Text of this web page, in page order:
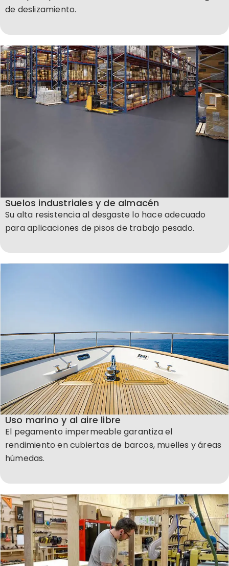
de deslizamiento.
Suelos industriales y de almacén
Su alta resistencia al desgaste lo hace adecuado
para aplicaciones de pisos de trabajo pesado.
Uso marino y al aire libre
El pegamento impermeable garantiza el
rendimiento en cubiertas de barcos, muelles y áreas
húmedas.